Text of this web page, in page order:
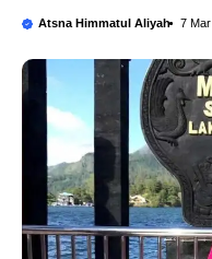
Atsna Himmatul Aliyah 7